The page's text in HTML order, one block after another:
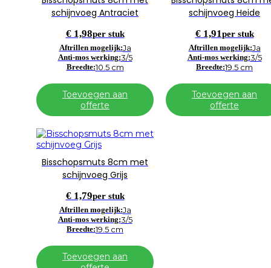
schijnvoeg Antraciet
€1,98per stuk
Aftrillen mogelijk:Ja
Anti-mos werking:3/5
Breedte:10.5 cm
Toevoegen aan
offerte
schijnvoeg Heide
€1,91per stuk
Aftrillen mogelijk:Ja
Anti-mos werking:3/5
Breedte:19.5 cm
Toevoegen aan
offerte
Bisschopsmuts 8cm met
schijnvoeg Grijs
€1,79per stuk
Aftrillen mogelijk:Ja
Anti-mos werking:3/5
Breedte:19.5 cm
Toevoegen aan